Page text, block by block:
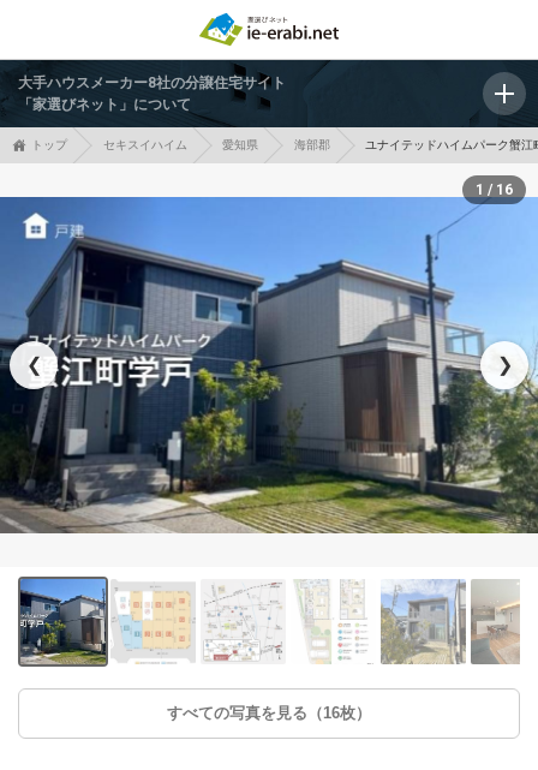
大手ハウスメーカー8社の分譲住宅サイト
「家選びネット」について
トップ セキスイハイム 愛知県 海部郡 ユナイテッドハイムパーク蟹江
❮ ❯
1 / 16
すべての写真を見る（16枚）